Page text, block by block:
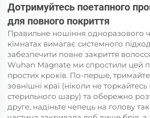
Дотримуйтесь поетапного
для повного покриття
Правильне ношіння одноразового
кімнатах вимагає системного
забезпечити повне закриття
Wuhan Magnate ми спростили цей
простих кроків. По-перше,
зовнішні краї (ніколи не
стерильного шару) та обережно
друге, надіньте чепець на голову